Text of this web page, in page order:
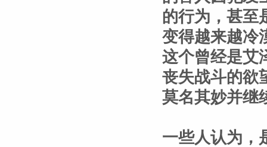
的行为，甚至
变得越来越冷
这个曾经是艾
丧失战斗的欲
莫名其妙并继
一些人认为，